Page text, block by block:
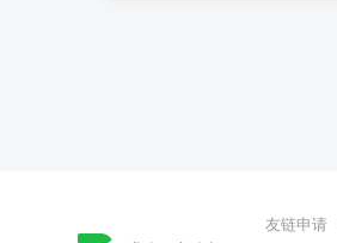
友链申请